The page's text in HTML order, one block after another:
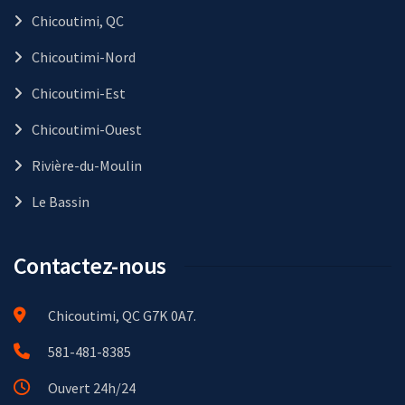
Chicoutimi, QC
Chicoutimi-Nord
Chicoutimi-Est
Chicoutimi-Ouest
Rivière-du-Moulin
Le Bassin
Contactez-nous
Chicoutimi, QC G7K 0A7.
581-481-8385
Ouvert 24h/24